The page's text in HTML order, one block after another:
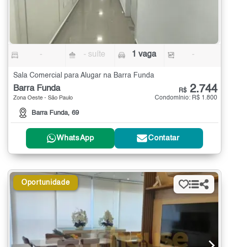
- - suíte 1 vaga -
Sala Comercial para Alugar na Barra Funda
Barra Funda
Zona Oeste - São Paulo
Barra Funda, 69
R$ 2.744
Condomínio: R$ 1.800
WhatsApp Contatar
Oportunidade